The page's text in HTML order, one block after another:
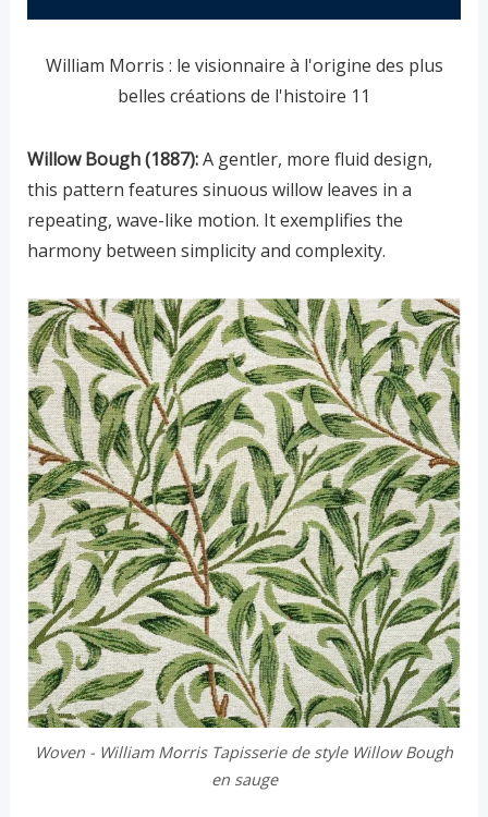
William Morris : le visionnaire à l'origine des plus
belles créations de l'histoire 11
Willow Bough (1887):A gentler, more fluid design,
this pattern features sinuous willow leaves in a
repeating, wave-like motion. It exemplifies the
harmony between simplicity and complexity.
Woven - William Morris Tapisserie de style Willow Bough
en sauge